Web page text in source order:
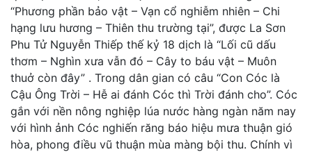
“Phương phần bảo vật – Vạn cổ nghiễm nhiên – Chi
hạng lưu hương – Thiên thu trường tại”, được La Sơn
Phu Tử Nguyễn Thiếp thế kỷ 18 dịch là “Lối cũ dấu
thơm – Nghìn xưa vẫn đó – Cây to báu vật – Muôn
thuở còn đây” . Trong dân gian có câu “Con Cóc là
Cậu Ông Trời – Hễ ai đánh Cóc thì Trời đánh cho”. Cóc
gắn với nền nông nghiệp lúa nước hàng ngàn năm nay
với hình ảnh Cóc nghiến răng báo hiệu mưa thuận gió
hòa, phong điều vũ thuận mùa màng bội thu. Chính vì